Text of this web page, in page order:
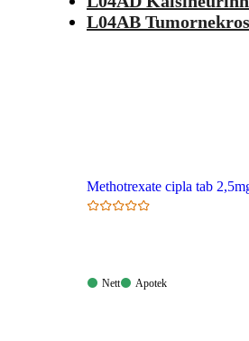
L04AB
Methotrexate cipla tab
Nett:
Nett
Apotek:
Apotek